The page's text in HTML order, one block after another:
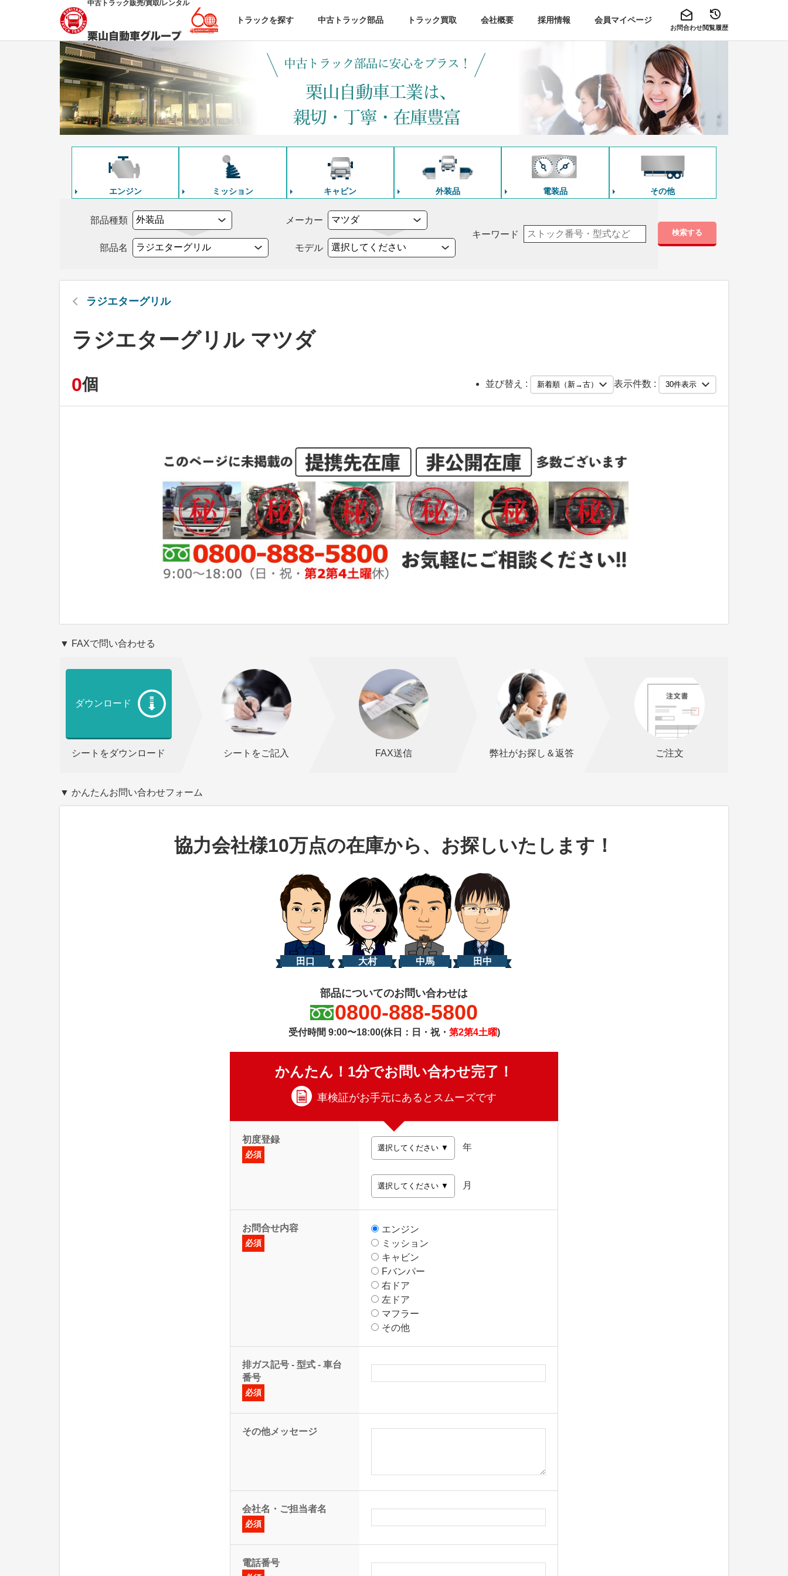
中古トラック販売/買取/レンタル
トラックを探す 中古トラック部品 トラック買取 会社概要 採用情報 会員マイページ
お問合わせ閲覧履歴
エンジン ミッション キャビン 外装品 電装品 その他
部品種類
部品名
メーカー
モデル
キーワード 検索する
ラジエターグリル
ラジエターグリル マツダ
0個 並び替え : 表示件数 :
▼ FAXで問い合わせる
ダウンロード
シートをダウンロード シートをご記入 FAX送信 弊社がお探し＆返答 ご注文
▼ かんたんお問い合わせフォーム
協力会社様10万点の在庫から、お探しいたします！
田口 大村 中馬 田中
部品についてのお問い合わせは
0800-888-5800
受付時間 9:00〜18:00(休日：日・祝・ 第2第4土曜)
かんたん！1分でお問い合わせ完了！
車検証がお手元にあるとスムーズです
初度登録
必須
年
月
お問合せ内容
必須
エンジン
ミッション
キャビン
Fバンパー
右ドア
左ドア
マフラー
その他
排ガス記号 - 型式 - 車台
番号
必須
その他メッセージ
会社名・ご担当者名
必須
電話番号